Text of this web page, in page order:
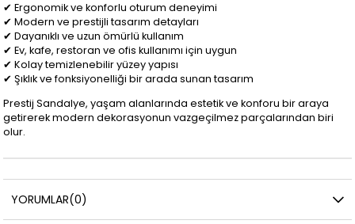
✔ Ergonomik ve konforlu oturum deneyimi
✔ Modern ve prestijli tasarım detayları
✔ Dayanıklı ve uzun ömürlü kullanım
✔ Ev, kafe, restoran ve ofis kullanımı için uygun
✔ Kolay temizlenebilir yüzey yapısı
✔ Şıklık ve fonksiyonelliği bir arada sunan tasarım
Prestij Sandalye, yaşam alanlarında estetik ve konforu bir araya
getirerek modern dekorasyonun vazgeçilmez parçalarından biri
olur.
YORUMLAR(0)